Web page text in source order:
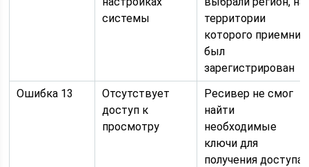
системы
территории
которого приемник
был
зарегистрирован
Ошибка 13
Отсутствует
доступ к
просмотру
Ресивер не смог
найти
необходимые
ключи для
получения доступа